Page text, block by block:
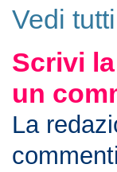
Vedi
Scrivi
un
La